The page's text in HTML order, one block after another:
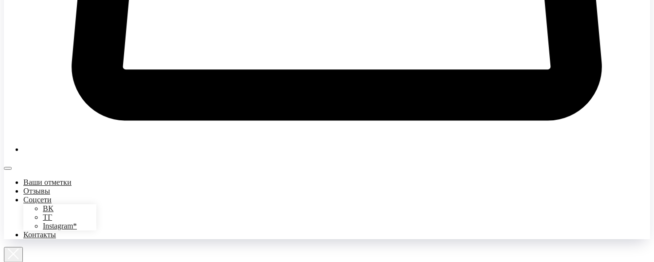
Ваши отметки
Отзывы
Соцсети
ВК
ТГ
Instagram*
Контакты